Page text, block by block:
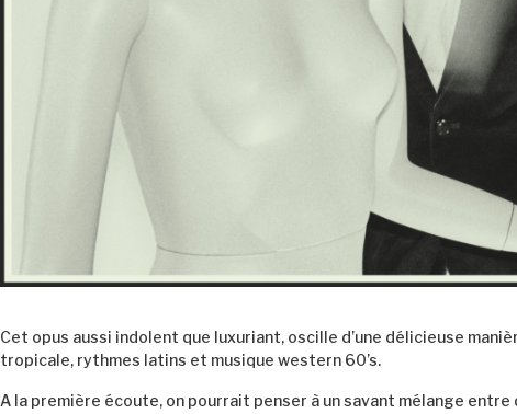
Cet opus aussi indolent que luxuriant, oscille d’une délicieuse
tropicale, rythmes latins et musique western 60’s.
A la première écoute, on pourrait penser à un savant mélange entre